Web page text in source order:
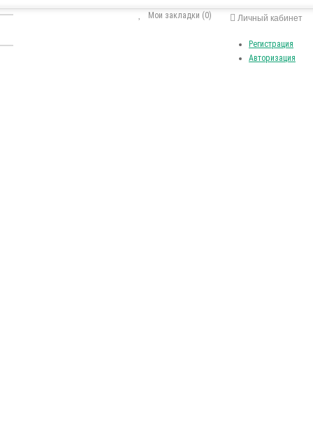
Личный кабинет
Регистрация
Авторизация
Мои закладки (0)